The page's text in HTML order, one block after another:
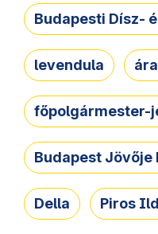
Budapesti Dísz-
levendula
főpolgármester-
Budapest Jövője
Della Piros